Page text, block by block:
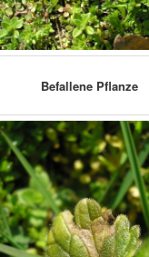
Befallene Pflanze